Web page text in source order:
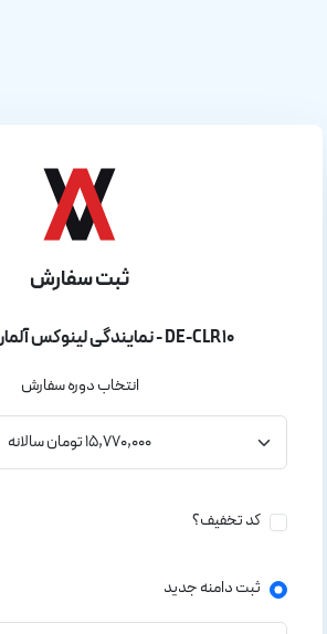
ثبت سفارش
نمایندگی لینوکس آلمان - سی پنل - DE-CLR10
انتخاب دوره سفارش
کد تخفیف؟
ثبت دامنه جدید